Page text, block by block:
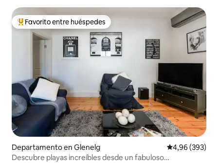
Favorito entre los huéspedes más destacados
Favorito entre huéspedes
Departamento en Glenelg Calificación
4,96 (393)
Descubre playas increíbles desde un fabuloso